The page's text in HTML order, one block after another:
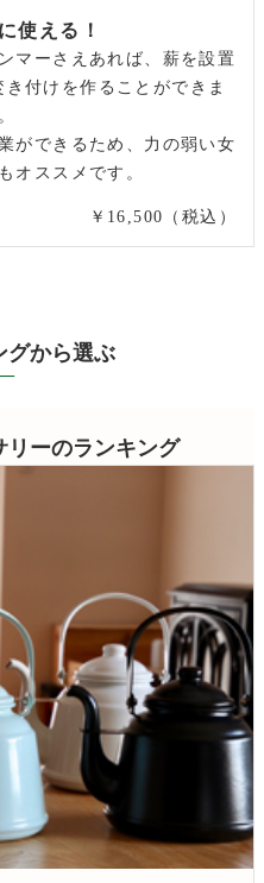
使える！
マーさえあれば、薪を設置
付けを作ることができま
ができるため、力の弱い女
オススメです。
￥16,500（税込）
グから選ぶ
リーのランキング